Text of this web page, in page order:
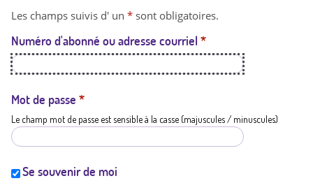
t
a
t
i
Les champs suivis d' un * sont obligatoires.
Numéro d'abonné ou adresse courriel *
Mot de passe *
Le champ mot de passe est sensible à la casse (majuscules / minuscules)
Se souvenir de moi